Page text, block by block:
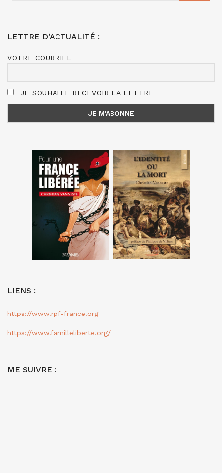
LETTRE D’ACTUALITÉ :
VOTRE COURRIEL
JE SOUHAITE RECEVOIR LA LETTRE
LIENS :
https://www.rpf-france.org
https://www.familleliberte.org/
ME SUIVRE :